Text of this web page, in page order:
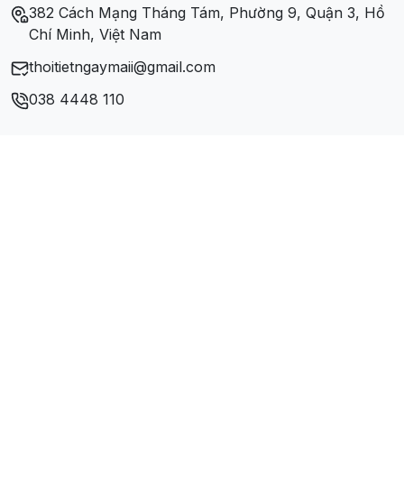
Xã Vạn Phái
382 Cách Mạng Tháng Tám, Phường 9, Quận 3, Hồ
Chí Minh, Việt Nam
thoitietngaymaii@gmail.com
038 4448 110